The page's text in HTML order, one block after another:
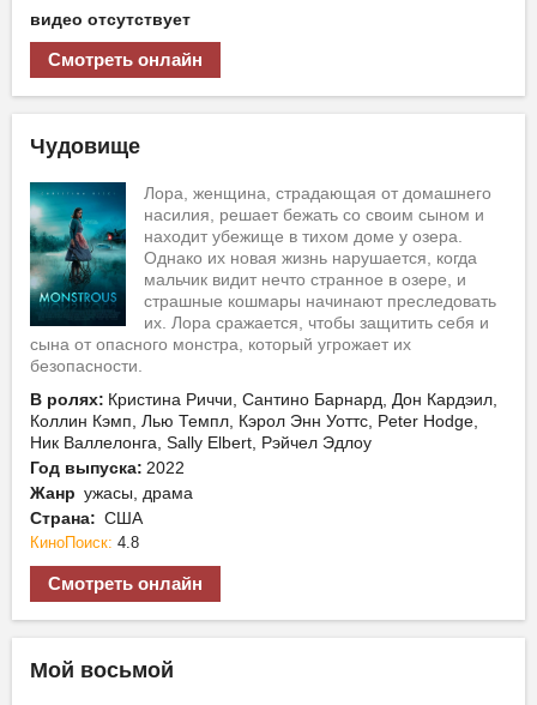
видео отсутствует
Смотреть онлайн
Чудовище
Лора, женщина, страдающая от домашнего
насилия, решает бежать со своим сыном и
находит убежище в тихом доме у озера.
Однако их новая жизнь нарушается, когда
мальчик видит нечто странное в озере, и
страшные кошмары начинают преследовать
их. Лора сражается, чтобы защитить себя и
сына от опасного монстра, который угрожает их
безопасности.
В ролях: Кристина Риччи, Сантино Барнард, Дон Кардэил,
Коллин Кэмп, Лью Темпл, Кэрол Энн Уоттс, Peter Hodge,
Ник Валлелонга, Sally Elbert, Рэйчел Эдлоу
Год выпуска: 2022
Жанр ужасы, драма
Страна: США
КиноПоиск: 4.8
Смотреть онлайн
Мой восьмой